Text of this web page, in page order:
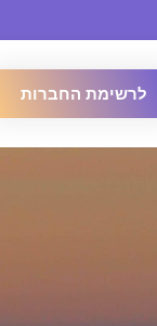
לרשימת החברות